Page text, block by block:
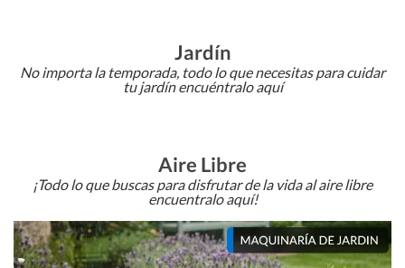
Jardín
No importa la temporada, todo lo que necesitas para cuidar
tu jardín encuéntralo aquí
Aire Libre
¡Todo lo que buscas para disfrutar de la vida al aire libre
encuentralo aquí!